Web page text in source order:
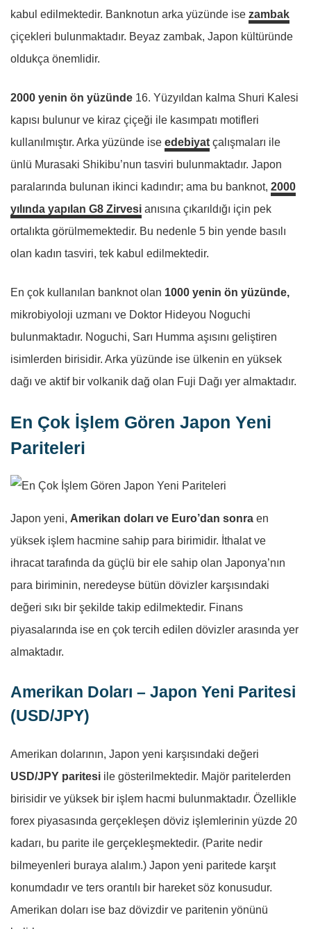
kabul edilmektedir. Banknotun arka yüzünde ise zambak
çiçekleri bulunmaktadır. Beyaz zambak, Japon kültüründe
oldukça önemlidir.
2000 yenin ön yüzünde 16. Yüzyıldan kalma Shuri Kalesi
kapısı bulunur ve kiraz çiçeği ile kasımpatı motifleri
kullanılmıştır. Arka yüzünde ise edebiyat çalışmaları ile
ünlü Murasaki Shikibu’nun tasviri bulunmaktadır. Japon
paralarında bulunan ikinci kadındır; ama bu banknot, 2000
yılında yapılan G8 Zirvesi anısına çıkarıldığı için pek
ortalıkta görülmemektedir. Bu nedenle 5 bin yende basılı
olan kadın tasviri, tek kabul edilmektedir.
En çok kullanılan banknot olan 1000 yenin ön yüzünde,
mikrobiyoloji uzmanı ve Doktor Hideyou Noguchi
bulunmaktadır. Noguchi, Sarı Humma aşısını geliştiren
isimlerden birisidir. Arka yüzünde ise ülkenin en yüksek
dağı ve aktif bir volkanik dağ olan Fuji Dağı yer almaktadır.
En Çok İşlem Gören Japon Yeni
Pariteleri
Japon yeni, Amerikan doları ve Euro’dan sonra en
yüksek işlem hacmine sahip para birimidir. İthalat ve
ihracat tarafında da güçlü bir ele sahip olan Japonya’nın
para biriminin, neredeyse bütün dövizler karşısındaki
değeri sıkı bir şekilde takip edilmektedir. Finans
piyasalarında ise en çok tercih edilen dövizler arasında yer
almaktadır.
Amerikan Doları – Japon Yeni Paritesi
(USD/JPY)
Amerikan dolarının, Japon yeni karşısındaki değeri
USD/JPY paritesi ile gösterilmektedir. Majör paritelerden
birisidir ve yüksek bir işlem hacmi bulunmaktadır. Özellikle
forex piyasasında gerçekleşen döviz işlemlerinin yüzde 20
kadarı, bu parite ile gerçekleşmektedir. (Parite nedir
bilmeyenleri buraya alalım.) Japon yeni paritede karşıt
konumdadır ve ters orantılı bir hareket söz konusudur.
Amerikan doları ise baz dövizdir ve paritenin yönünü